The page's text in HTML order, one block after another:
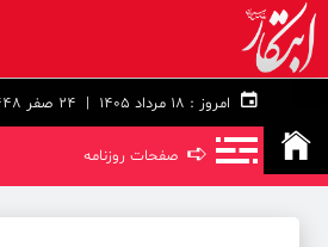
امروز : 24 صفر 1448
➪ صفحات روزنامه